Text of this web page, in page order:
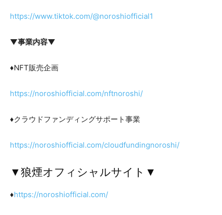
https://www.tiktok.com/@noroshiofficial1
▼事業内容▼
♦NFT販売企画
https://noroshiofficial.com/nftnoroshi/
♦クラウドファンディングサポート事業
https://noroshiofficial.com/cloudfundingnoroshi/
▼狼煙オフィシャルサイト▼
♦https://noroshiofficial.com/